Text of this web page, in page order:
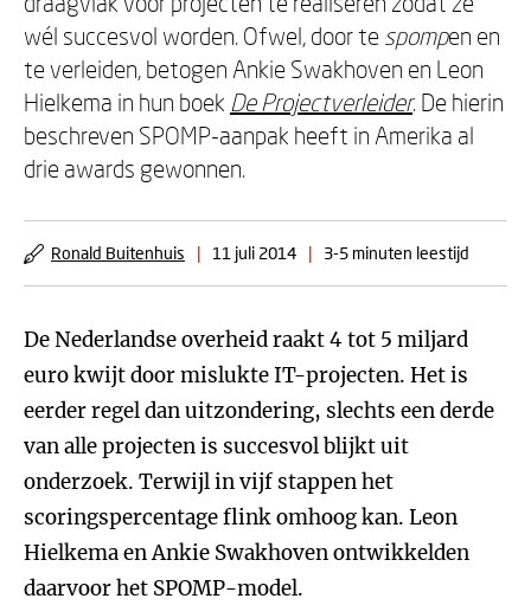
wél succesvol worden. Ofwel, door te spompen en
te verleiden, betogen Ankie Swakhoven en Leon
Hielkema in hun boek De Projectverleider. De hierin
beschreven SPOMP-aanpak heeft in Amerika al
drie awards gewonnen.
Ronald Buitenhuis | 11 juli 2014 | 3-5 minuten leestijd
De Nederlandse overheid raakt 4 tot 5 miljard
euro kwijt door mislukte IT-projecten. Het is
eerder regel dan uitzondering, slechts een derde
van alle projecten is succesvol blijkt uit
onderzoek. Terwijl in vijf stappen het
scoringspercentage flink omhoog kan. Leon
Hielkema en Ankie Swakhoven ontwikkelden
daarvoor het SPOMP-model.